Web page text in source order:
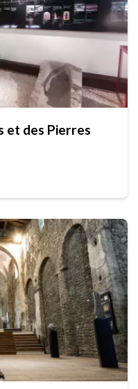
et des Pierres